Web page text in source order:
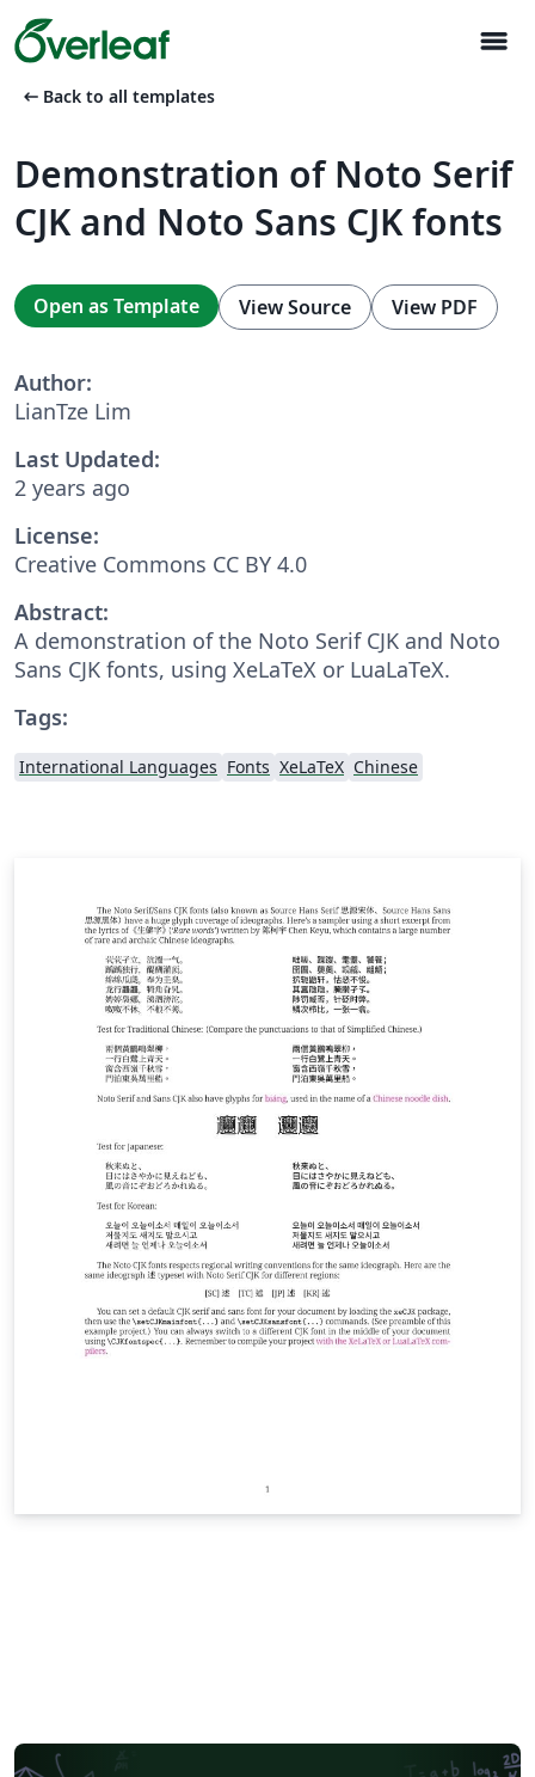
menu
arrow_left_alt Back to all templates
Demonstration of Noto Serif
CJK and Noto Sans CJK fonts
Open as Template View Source View PDF
Author:
LianTze Lim
Last Updated:
2 years ago
License:
Creative Commons CC BY 4.0
Abstract:
A demonstration of the Noto Serif CJK and Noto
Sans CJK fonts, using XeLaTeX or LuaLaTeX.
Tags:
International Languages Fonts XeLaTeX Chinese